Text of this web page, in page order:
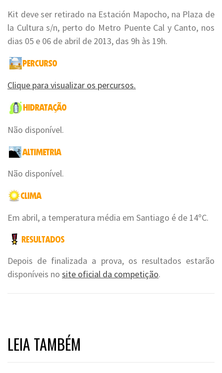
Kit deve ser retirado na Estación Mapocho, na Plaza de
la Cultura s/n, perto do Metro Puente Cal y Canto, nos
dias 05 e 06 de abril de 2013, das 9h às 19h.
Clique para visualizar os percursos.
Não disponível.
Não disponível.
Em abril, a temperatura média em Santiago é de 14ºC.
Depois de finalizada a prova, os resultados estarão
disponíveis no site oficial da competição.
LEIA TAMBÉM